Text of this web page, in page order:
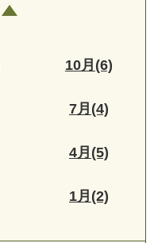
10月(6)
7月(4)
4月(5)
1月(2)